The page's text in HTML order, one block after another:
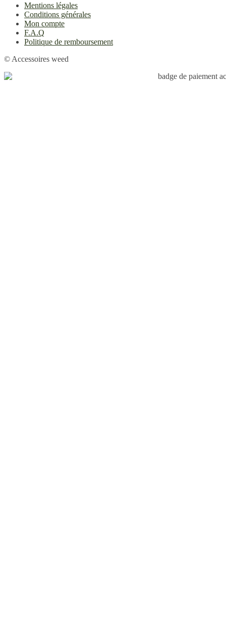
Mentions légales
Conditions générales
Mon compte
F.A.Q
Politique de remboursement
© Accessoires weed